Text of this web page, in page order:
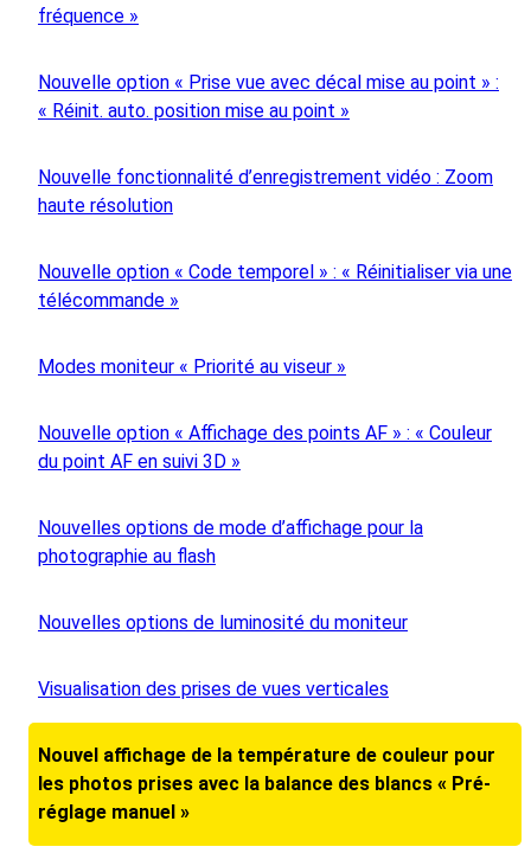
fréquence »
Nouvelle option « Prise vue avec décal mise au point » :
« Réinit. auto. position mise au point »
Nouvelle fonctionnalité d’enregistrement vidéo : Zoom
haute résolution
Nouvelle option « Code temporel » : « Réinitialiser via une
télécommande »
Modes moniteur « Priorité au viseur »
Nouvelle option « Affichage des points AF » : « Couleur
du point AF en suivi 3D »
Nouvelles options de mode d’affichage pour la
photographie au flash
Nouvelles options de luminosité du moniteur
Visualisation des prises de vues verticales
Nouvel affichage de la température de couleur pour
les photos prises avec la balance des blancs « Pré-
réglage manuel »